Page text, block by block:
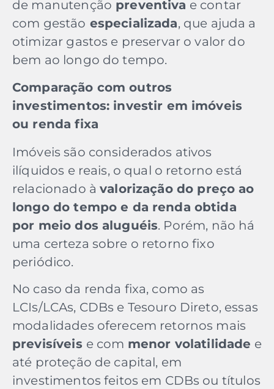
de manutenção preventiva e contar
com gestão especializada, que ajuda a
otimizar gastos e preservar o valor do
bem ao longo do tempo.
Comparação com outros
investimentos: investir em imóveis
ou renda fixa
Imóveis são considerados ativos
ilíquidos e reais, o qual o retorno está
relacionado àvalorização do preço ao
longo do tempo e da renda obtida
por meio dos aluguéis. Porém, não há
uma certeza sobre o retorno fixo
periódico.
No caso da renda fixa, como as
LCIs/LCAs, CDBs e Tesouro Direto, essas
modalidades oferecem retornos mais
previsíveis e com menor volatilidade e
até proteção de capital, em
investimentos feitos em CDBs ou títulos